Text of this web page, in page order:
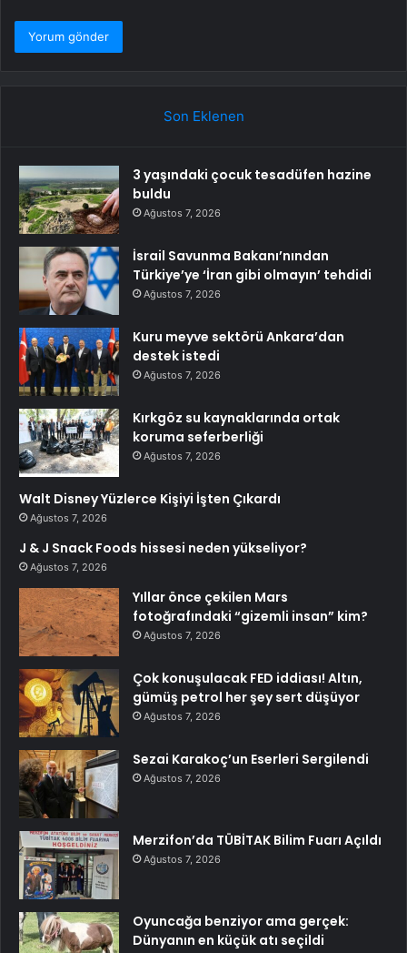
Son Eklenen
3 yaşındaki çocuk tesadüfen hazine
buldu
Ağustos 7, 2026
İsrail Savunma Bakanı’nından
Türkiye’ye ‘İran gibi olmayın’ tehdidi
Ağustos 7, 2026
Kuru meyve sektörü Ankara’dan
destek istedi
Ağustos 7, 2026
Kırkgöz su kaynaklarında ortak
koruma seferberliği
Ağustos 7, 2026
Walt Disney Yüzlerce Kişiyi İşten Çıkardı
Ağustos 7, 2026
J & J Snack Foods hissesi neden yükseliyor?
Ağustos 7, 2026
Yıllar önce çekilen Mars
fotoğrafındaki “gizemli insan” kim?
Ağustos 7, 2026
Çok konuşulacak FED iddiası! Altın,
gümüş petrol her şey sert düşüyor
Ağustos 7, 2026
Sezai Karakoç’un Eserleri Sergilendi
Ağustos 7, 2026
Merzifon’da TÜBİTAK Bilim Fuarı Açıldı
Ağustos 7, 2026
Oyuncağa benziyor ama gerçek:
Dünyanın en küçük atı seçildi